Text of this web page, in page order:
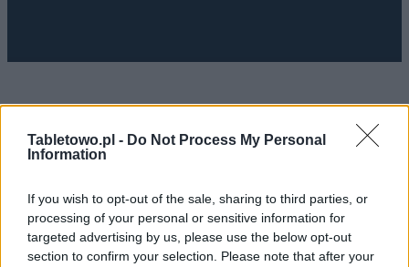
Tabletowo.pl - Do Not Process My Personal
Information
If you wish to opt-out of the sale, sharing to third parties, or
processing of your personal or sensitive information for
targeted advertising by us, please use the below opt-out
section to confirm your selection. Please note that after your
SMARTFONY
TABLETY
WEARABLE